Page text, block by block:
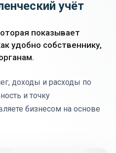
учёт
показывает
удобно собственнику,
доходы и расходы по
и точку
бизнесом на основе